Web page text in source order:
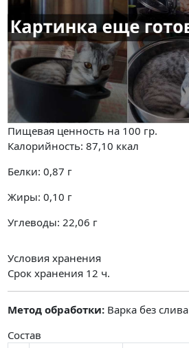
Пищевая ценность на 100 гр.
Калорийность: 87,10 ккал
Белки: 0,87 г
Жиры: 0,10 г
Углеводы: 22,06 г
Условия хранения
Срок хранения 12 ч.
Метод обработки: Варка без слива
Состав